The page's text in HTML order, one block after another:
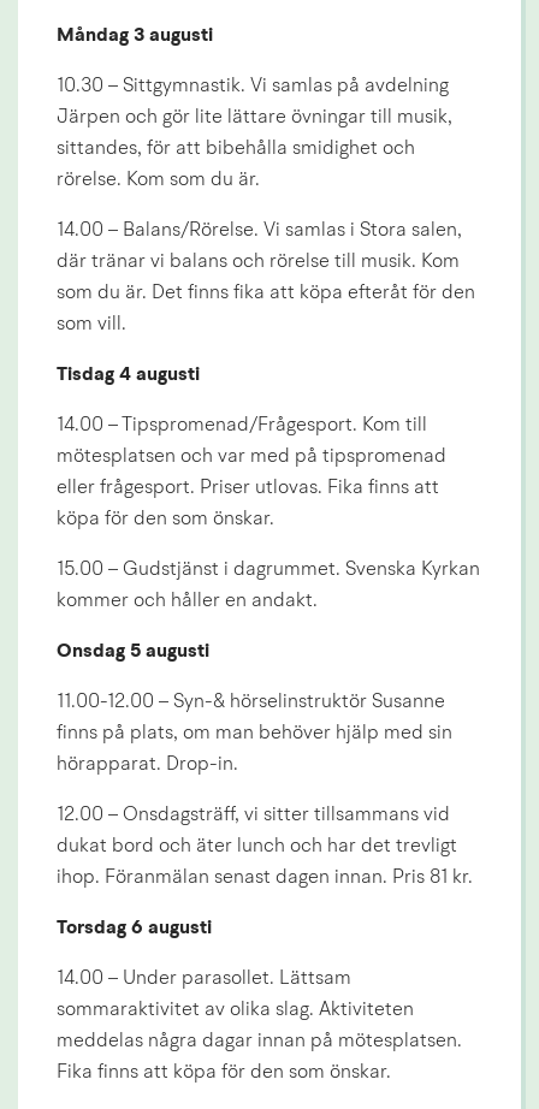
Måndag 3 augusti
10.30 – Sittgymnastik. Vi samlas på avdelning
Järpen och gör lite lättare övningar till musik,
sittandes, för att bibehålla smidighet och
rörelse. Kom som du är.
14.00 – Balans/Rörelse. Vi samlas i Stora salen,
där tränar vi balans och rörelse till musik. Kom
som du är. Det finns fika att köpa efteråt för den
som vill.
Tisdag 4 augusti
14.00 – Tipspromenad/Frågesport. Kom till
mötesplatsen och var med på tipspromenad
eller frågesport. Priser utlovas. Fika finns att
köpa för den som önskar.
15.00 – Gudstjänst i dagrummet. Svenska Kyrkan
kommer och håller en andakt.
Onsdag 5 augusti
11.00-12.00 – Syn-& hörselinstruktör Susanne
finns på plats, om man behöver hjälp med sin
hörapparat. Drop-in.
12.00 – Onsdagsträff, vi sitter tillsammans vid
dukat bord och äter lunch och har det trevligt
ihop. Föranmälan senast dagen innan. Pris 81 kr.
Torsdag 6 augusti
14.00 – Under parasollet. Lättsam
sommaraktivitet av olika slag. Aktiviteten
meddelas några dagar innan på mötesplatsen.
Fika finns att köpa för den som önskar.